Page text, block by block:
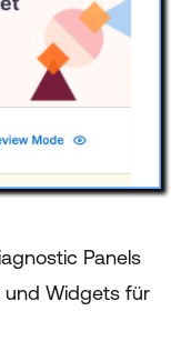
Panels
und Widgets für